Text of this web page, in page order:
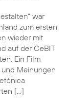
war
zum ersten
wieder mit
auf der CeBIT
Ein Film
Meinungen
[…]